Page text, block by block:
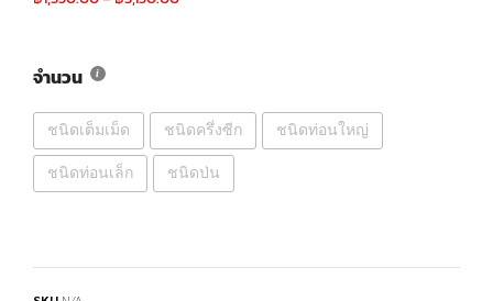
จำนวน
ชนิดเต็มเม็ด ชนิดครึ่งซีก
ชนิดท่อนใหญ่
ชนิดท่อนเล็ก
ชนิดป่น